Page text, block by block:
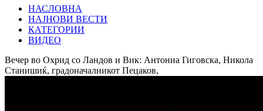
НАСЛОВНА
НАЈНОВИ ВЕСТИ
КАТЕГОРИИ
ВИДЕО
Вечер во Охрид со Ландов и Вик: Антониа Гиговска, Никола
Станишиќ, градоначалникот Пецаков,